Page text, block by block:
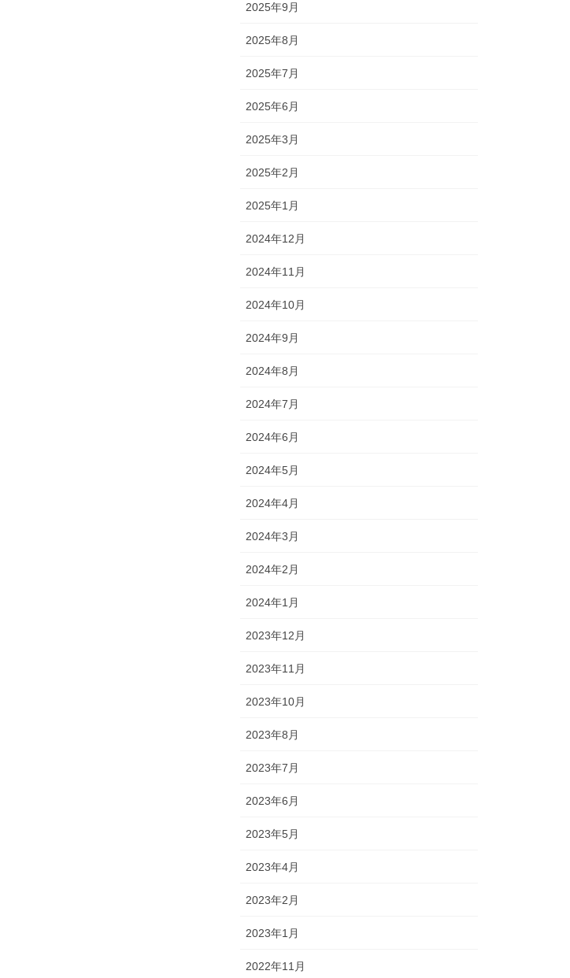
2025年9月
2025年8月
2025年7月
2025年6月
2025年3月
2025年2月
2025年1月
2024年12月
2024年11月
2024年10月
2024年9月
2024年8月
2024年7月
2024年6月
2024年5月
2024年4月
2024年3月
2024年2月
2024年1月
2023年12月
2023年11月
2023年10月
2023年8月
2023年7月
2023年6月
2023年5月
2023年4月
2023年2月
2023年1月
2022年11月